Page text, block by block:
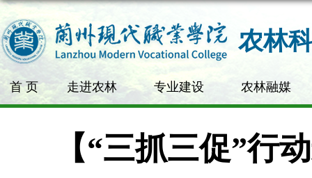
农林
首 页 走进农林 专业建设 农林融媒
【“三抓三促”行